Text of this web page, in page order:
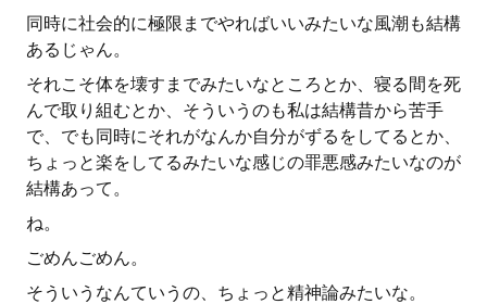
同時に社会的に極限までやればいいみたいな風潮も結構
あるじゃん。
それこそ体を壊すまでみたいなところとか、寝る間を死
んで取り組むとか、そういうのも私は結構昔から苦手
で、でも同時にそれがなんか自分がずるをしてるとか、
ちょっと楽をしてるみたいな感じの罪悪感みたいなのが
結構あって。
ね。
ごめんごめん。
そういうなんていうの、ちょっと精神論みたいな。